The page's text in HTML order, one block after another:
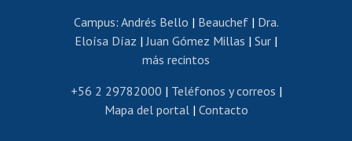
Editar páginas blancas
Extranjeras/os
Revalidación y reconocimiento de títulos
Postulación al Programa de Movilidad Estudiantil
Campus: Andrés Bello | Beauchef| Dra.
Eloísa Díaz |Juan Gómez Millas | Sur |
más recintos
+56 2 29782000 | Teléfonos y correos |
Mapa del portal| Contacto